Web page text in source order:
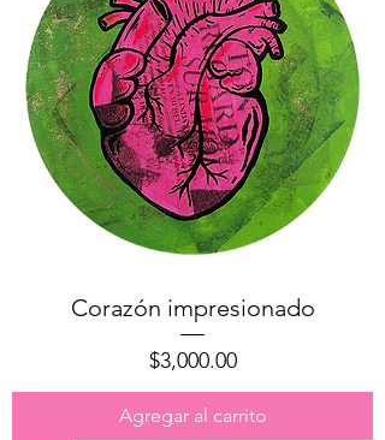
Corazón impresionado
Precio
$3,000.00
Agregar al carrito